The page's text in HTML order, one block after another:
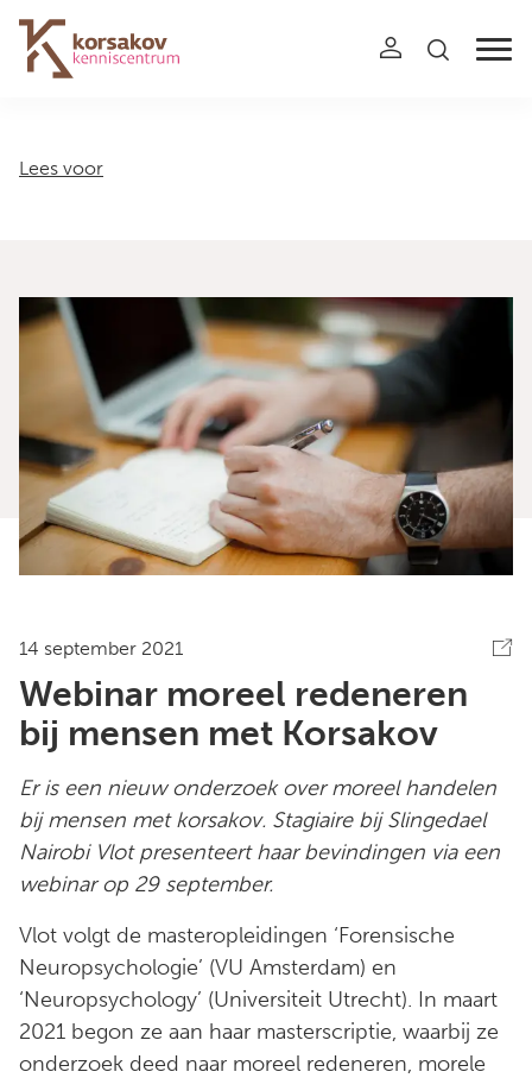
Navigation
Lees voor
14 september 2021
Webinar moreel redeneren
bij mensen met Korsakov
Er is een nieuw onderzoek over moreel handelen
bij mensen met korsakov. Stagiaire bij Slingedael
Nairobi Vlot presenteert haar bevindingen via een
webinar op 29 september.
Vlot volgt de masteropleidingen ‘Forensische
Neuropsychologie’ (VU Amsterdam) en
‘Neuropsychology’ (Universiteit Utrecht). In maart
2021 begon ze aan haar masterscriptie, waarbij ze
onderzoek deed naar moreel redeneren, morele